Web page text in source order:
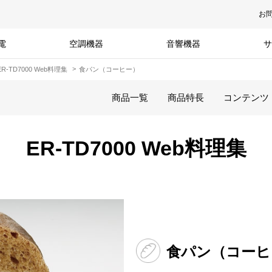
お
空調機器 音響機器
TD7000 Web料理集 食パン（コーヒー）
商品一覧 商品特長 コンテンツ
ER-TD7000 Web料理集
食パン（コー